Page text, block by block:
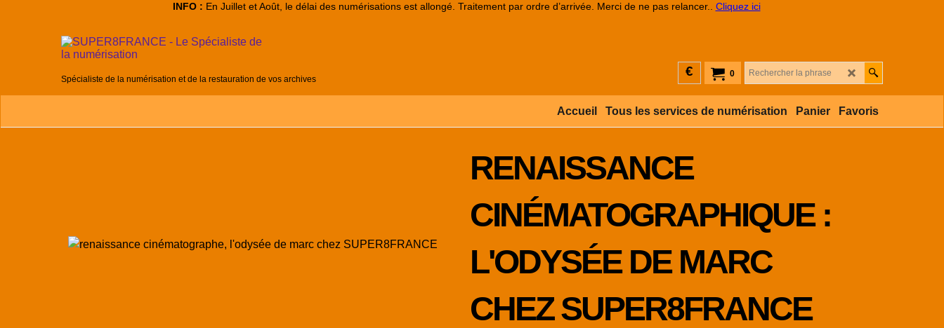
INFO : En Juillet et Août, le délai des numérisations est allongé. Traitement par ordre d’arrivée. Merci de ne pas relancer.. Cliquez ici
Spécialiste de la numérisation et de la restauration de vos archives
0
€
Accueil Tous les services de numérisation Panier Favoris
RENAISSANCE
CINÉMATOGRAPHIQUE :
L'ODYSÉE DE MARC
CHEZ SUPER8FRANCE